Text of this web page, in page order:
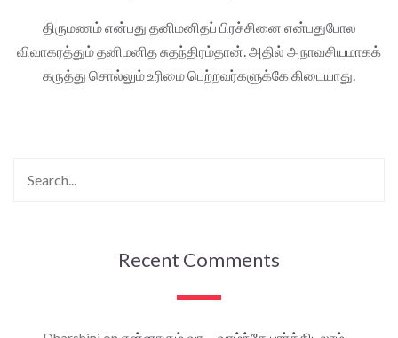
திருமணம் என்பது தனிமனிதப் பிரச்சினை என்பதுபோல
விவாகரத்தும் தனிமனித சுதந்திரம்தான். அதில் அநாவசியமாகக்
கருத்து சொல்லும் உரிமை பெற்றவர்களுக்கே கிடையாது.
Recent Comments